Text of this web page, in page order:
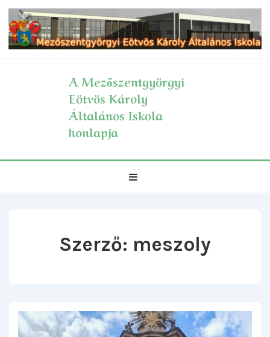
Skip
A Mezőszentgyörgyi
Eötvös Károly
Általános Iskola
honlapja
Szerző: meszoly